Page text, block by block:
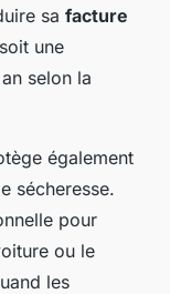
sa facture
une
selon la
également
sécheresse.
pour
ou le
les